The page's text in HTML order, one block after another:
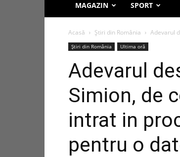
MAGAZIN SPORT
Acasă Știri din România Adevarul
Știri din România Ultima oră
Adevarul
Simion, de
intrat in
pentru o